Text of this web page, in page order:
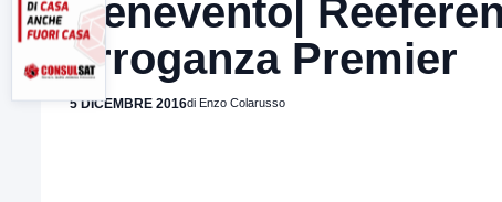
Benevento|
arroganza Premier
5 DICEMBRE 2016di Enzo Colarusso